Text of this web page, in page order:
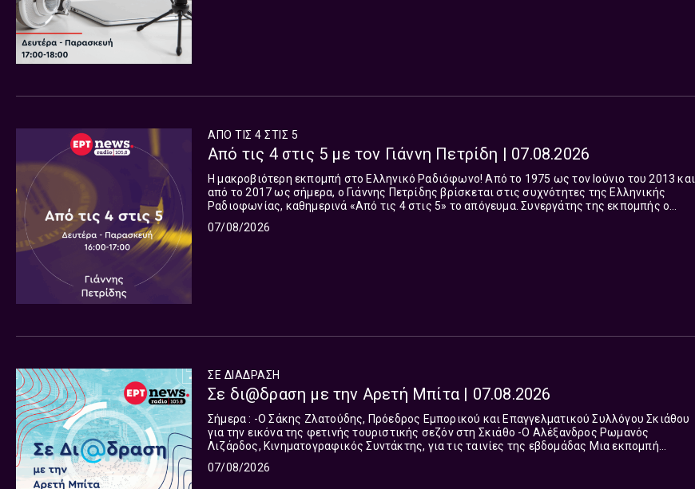
ΑΠΟ ΤΙΣ 4 ΣΤΙΣ 5
Από τις 4 στις 5 με τον Γιάννη Πετρίδη | 07.08.2026
Η μακροβιότερη εκπομπή στο Ελληνικό Ραδιόφωνο! Aπό το 1975 ως τον Ιούνιο του 2013 και
από το 2017 ως σήμερα, ο Γιάννης Πετρίδης βρίσκεται στις συχνότητες της Ελληνικής
Ραδιοφωνίας, καθημερινά «Από τις 4 στις 5» το απόγευμα. Συνεργάτης της εκπομπής ο
07/08/2026
ΣΕ ΔΙΑΔΡΑΣΗ
Σε δι@δραση με την Αρετή Μπίτα | 07.08.2026
Σήμερα : -Ο Σάκης Ζλατούδης, Πρόεδρος Εμπορικού και Επαγγελματικού Συλλόγου Σκιάθου
για την εικόνα της φετινής τουριστικής σεζόν στη Σκιάθο -Ο Αλέξανδρος Ρωμανός
Λιζάρδος, Κινηματογραφικός Συντάκτης, για τις ταινίες της εβδομάδας Μια εκπομπή
07/08/2026